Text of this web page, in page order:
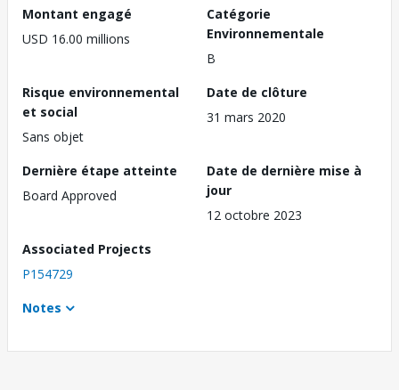
Montant engagé
USD 16.00 millions
Catégorie
Environnementale
B
Risque environnemental
et social
Sans objet
Date de clôture
31 mars 2020
Dernière étape atteinte
Board Approved
Date de dernière mise à
jour
12 octobre 2023
Associated Projects
P154729
Notes